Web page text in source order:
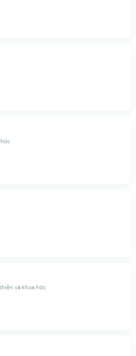
và khoa học